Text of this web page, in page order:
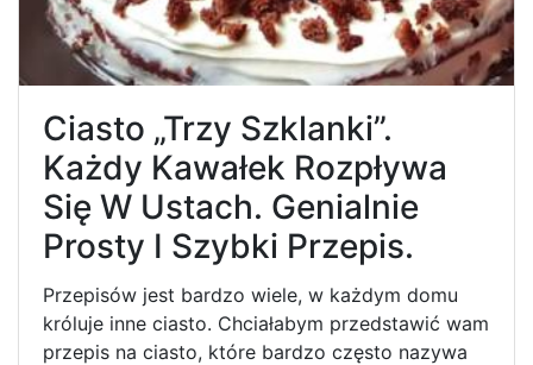
Ciasto „Trzy Szklanki”.
Każdy Kawałek Rozpływa
Się W Ustach. Genialnie
Prosty I Szybki Przepis.
Przepisów jest bardzo wiele, w każdym domu
króluje inne ciasto. Chciałabym przedstawić wam
przepis na ciasto, które bardzo często nazywa